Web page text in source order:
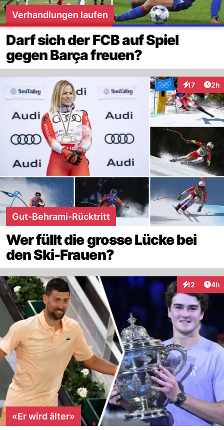
Verhandlungen laufen
Darf sich der FCB auf Spiel
gegen Barça freuen?
17 2h
Gut-Behrami-Rücktritt
Wer füllt die grosse Lücke bei
den Ski-Frauen?
12
Interaktionen
4h
«Er wird älter»